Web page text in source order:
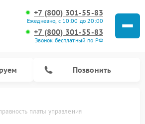
+7 (800) 301-55-83
Ежедневно, с 10:00 до 20:00
+7 (800) 301-55-83
Звонок бесплатный по РФ
Позвонить
платы управления